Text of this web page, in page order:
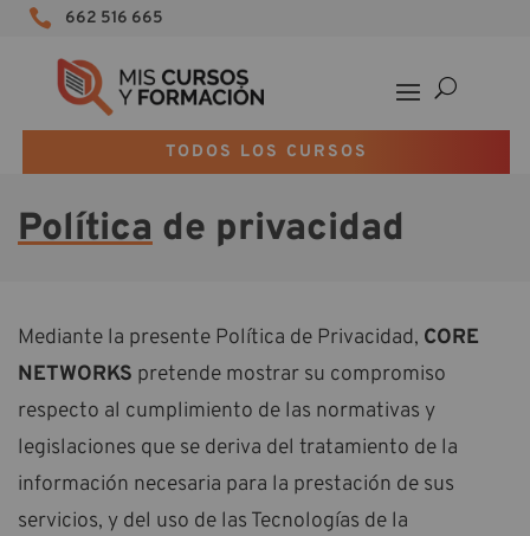
 662 516 665
TODOS LOS CURSOS
Política de privacidad
Mediante la presente Política de Privacidad, CORE
NETWORKS pretende mostrar su compromiso
respecto al cumplimiento de las normativas y
legislaciones que se deriva del tratamiento de la
información necesaria para la prestación de sus
servicios, y del uso de las Tecnologías de la